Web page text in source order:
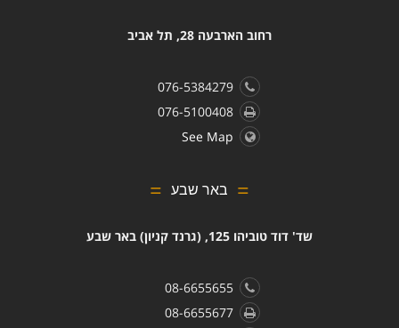
רחוב הארבעה 28, תל אביב
076-5384279
076-5100408
See Map
באר שבע
שד' דוד טוביהו 125, (גרנד קניון) באר שבע
08-6655655
08-6655677